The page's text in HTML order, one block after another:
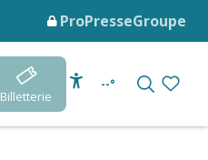
--°
Billetterie
ProPresseGroupe